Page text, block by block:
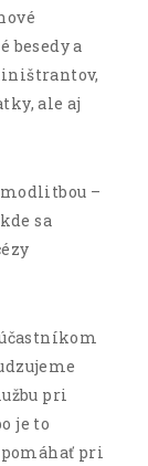
besedy a
ale aj
–
sa
pri
je to
pri